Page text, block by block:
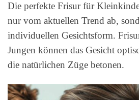
Die perfekte Frisur für
nur vom aktuellen Trend ab,
individuellen Gesichtsform.
Jungen können das Gesicht
die natürlichen Züge betonen.